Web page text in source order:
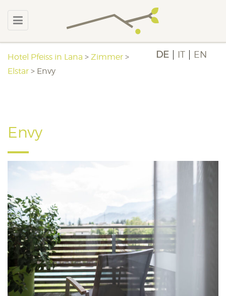
DE IT EN
Hotel Pfeiss in Lana > Zimmer >
Elstar > Envy
Envy